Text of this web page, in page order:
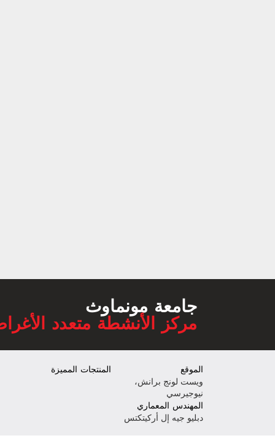
جامعة مونماوث
مركز الأنشطة متعدد
المنتجات المميزة
الموقع
ويست لونج برانش،
نيوجيرسي
المهندس المعماري
دبليو جيه إل أركيتكتس